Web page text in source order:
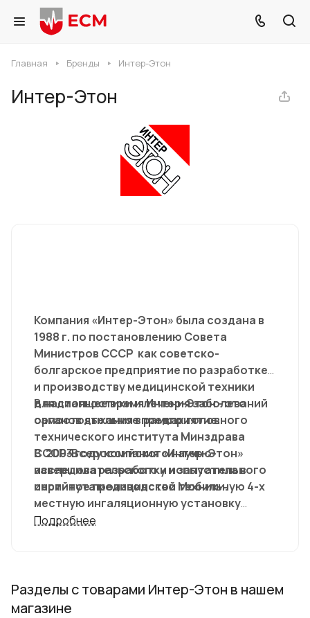
Главная Бренды Интер-Этон
Интер-Этон
Компания «Интер-Этон» была создана в
1988 г. по постановлению Совета
Министров СССР как советско-
болгарское предприятие по разработке
и производству медицинской техники
для диагностики и лечения заболеваний
органов дыхания в рамках головного
технического института Минздрава
СССР-Всероссийского научно-
исследовательского и испытательного
института медицинской техники.
В настоящее время Интер-Этон - это
самостоятельное предприятие.
В 2003 году компания «Интер-Этон»
завершила разработку и запустила в
серийное производство Мобильную 4-х
местную ингаляционную установку
«НИКО» предназначенную для
профилактикой болезней органов
дыхания, туберкулёза, различных форм
Подробнее
Разделы с товарами Интер-Этон в нашем
магазине